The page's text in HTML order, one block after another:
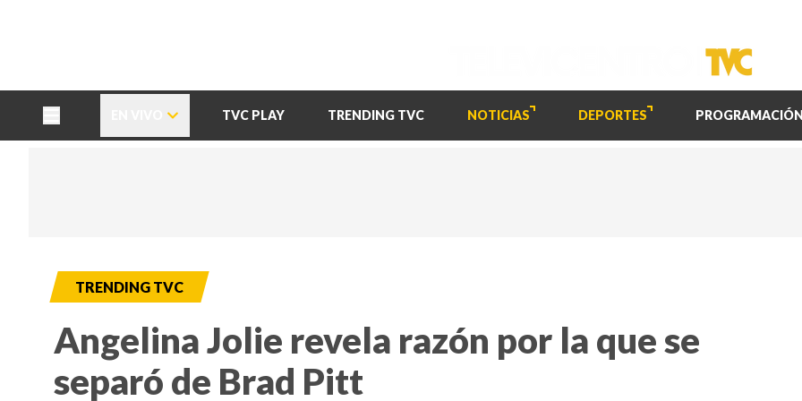
TVC PLAY TRENDING TVC NOTICIAS DEPORTES PROGRAMACIÓN
TRENDING TVC
Angelina Jolie revela razón por la que se
separó de Brad Pitt